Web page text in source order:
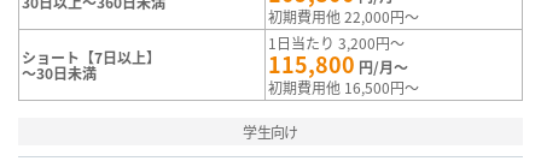
初期費用他 22,000円～
ショート【7日以上】
～30日未満
1日当たり 3,200円～
115,800 円/月～
初期費用他 16,500円～
学生向け